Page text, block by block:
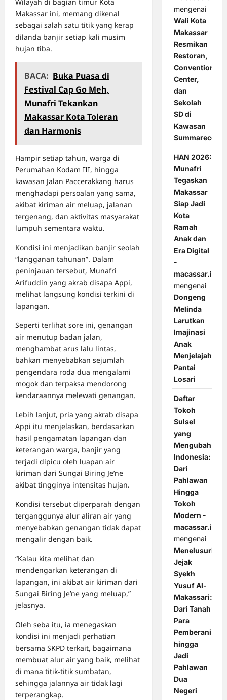
Makassar ini, memang dikenal
sebagai salah satu titik yang kerap
dilanda banjir setiap kali musim
hujan tiba.
BACA: Buka Puasa di
Festival Cap Go Meh,
Munafri Tekankan
Makassar Kota Toleran
dan Harmonis
Hampir setiap tahun, warga di
Perumahan Kodam III, hingga
kawasan Jalan Paccerakkang harus
menghadapi persoalan yang sama,
akibat kiriman air meluap, jalanan
tergenang, dan aktivitas masyarakat
lumpuh sementara waktu.
Kondisi ini menjadikan banjir seolah
“langganan tahunan”. Dalam
peninjauan tersebut, Munafri
Arifuddin yang akrab disapa Appi,
melihat langsung kondisi terkini di
lapangan.
Seperti terlihat sore ini, genangan
air menutup badan jalan,
menghambat arus lalu lintas,
bahkan menyebabkan sejumlah
pengendara roda dua mengalami
mogok dan terpaksa mendorong
kendaraannya melewati genangan.
Lebih lanjut, pria yang akrab disapa
Appi itu menjelaskan, berdasarkan
hasil pengamatan lapangan dan
keterangan warga, banjir yang
terjadi dipicu oleh luapan air
kiriman dari Sungai Biring Je’ne
akibat tingginya intensitas hujan.
Kondisi tersebut diperparah dengan
terganggunya alur aliran air yang
menyebabkan genangan tidak dapat
mengalir dengan baik.
“Kalau kita melihat dan
mendengarkan keterangan di
lapangan, ini akibat air kiriman dari
Sungai Biring Je’ne yang meluap,”
jelasnya.
Oleh seba itu, ia menegaskan
kondisi ini menjadi perhatian
bersama SKPD terkait, bagaimana
membuat alur air yang baik, melihat
di mana titik-titik sumbatan,
sehingga jalannya air tidak lagi
terperangkap.
mengenai
Wali Kota
Makassar
Resmikan
Restoran,
Convention
Center,
dan
Sekolah
SD di
Kawasan
Summarecon
HAN 2026:
Munafri
Tegaskan
Makassar
Siap Jadi
Kota
Ramah
Anak dan
Era Digital
-
macassar.id
mengenai
Dongeng
Melinda
Larutkan
Imajinasi
Anak
Menjelajah
Pantai
Losari
Daftar
Tokoh
Sulsel
yang
Mengubah
Indonesia:
Dari
Pahlawan
Hingga
Tokoh
Modern -
macassar.id
mengenai
Menelusuri
Jejak
Syekh
Yusuf Al-
Makassari:
Dari Tanah
Para
Pemberani
hingga
Jadi
Pahlawan
Dua
Negeri